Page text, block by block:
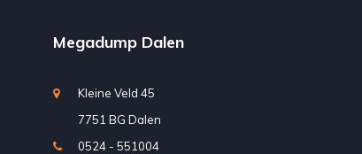
Megadump Dalen
Kleine Veld 45
7751 BG Dalen
0524 - 551004